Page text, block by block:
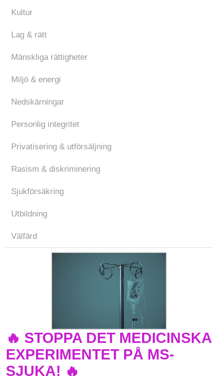
Kultur
Lag & rätt
Mänskliga rättigheter
Miljö & energi
Nedskärningar
Personlig integritet
Privatisering & utförsäljning
Rasism & diskriminering
Sjukförsäkring
Utbildning
Välfärd
🔥 STOPPA DET MEDICINSKA
EXPERIMENTET PÅ MS-
SJUKA! 🔥